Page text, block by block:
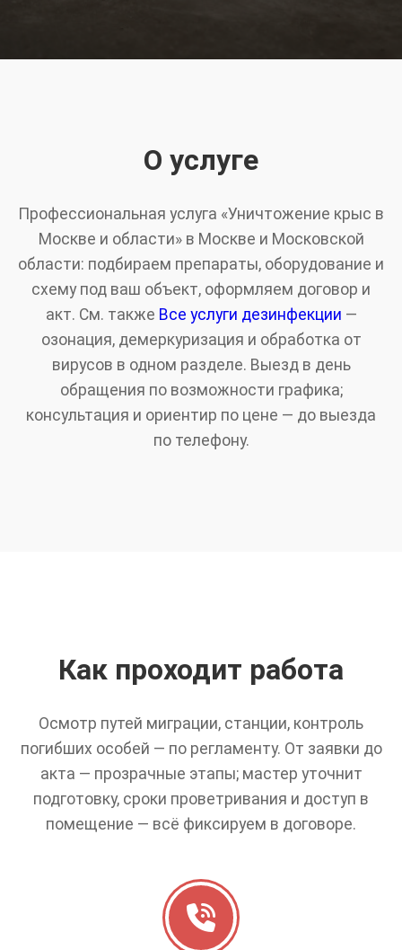
О услуге
Профессиональная услуга «Уничтожение крыс в
Москве и области» в Москве и Московской
области: подбираем препараты, оборудование и
схему под ваш объект, оформляем договор и
акт. См. также Все услуги дезинфекции —
озонация, демеркуризация и обработка от
вирусов в одном разделе. Выезд в день
обращения по возможности графика;
консультация и ориентир по цене — до выезда
по телефону.
Как проходит работа
Осмотр путей миграции, станции, контроль
погибших особей — по регламенту. От заявки до
акта — прозрачные этапы; мастер уточнит
подготовку, сроки проветривания и доступ в
помещение — всё фиксируем в договоре.